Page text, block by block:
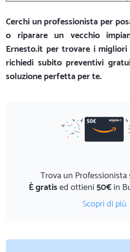
Cerchi un professionista per
o riparare un vecchio
Ernesto.it per trovare i
richiedi subito preventivi
soluzione perfetta per te.
Trova un Professionista
È gratised ottieni50€in
Scopri di più